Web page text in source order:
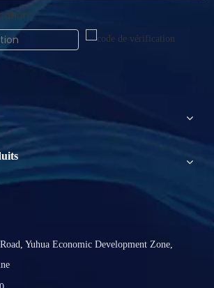
Yuhua Economic Development Zone,